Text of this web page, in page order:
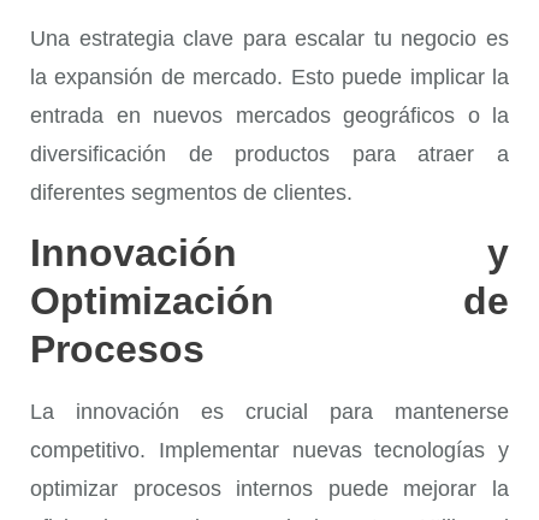
Una estrategia clave para escalar tu negocio es
la expansión de mercado. Esto puede implicar la
entrada en nuevos mercados geográficos o la
diversificación de productos para atraer a
diferentes segmentos de clientes.
Innovación y
Optimización de
Procesos
La innovación es crucial para mantenerse
competitivo. Implementar nuevas tecnologías y
optimizar procesos internos puede mejorar la